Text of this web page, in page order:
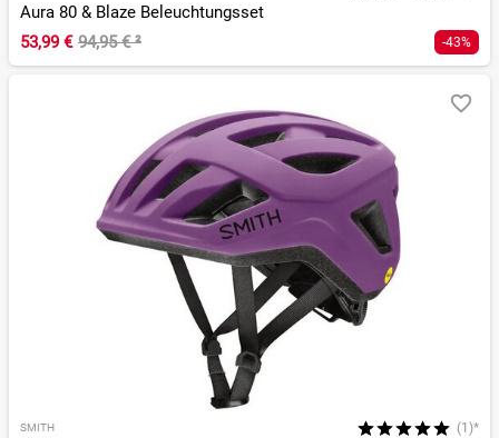
Aura 80 & Blaze Beleuchtungsset
53,99 € 94,95 €² -43%
SMITH (1)*